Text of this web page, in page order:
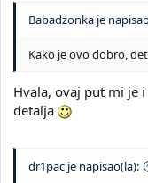
Babadzonka je
Kako je ovo dobro,
Hvala, ovaj put mi je
detalja
dr1pac je napisao(la):